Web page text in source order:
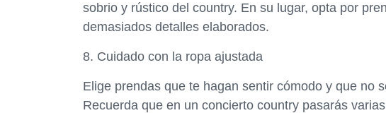
sobrio y rústico del country. En su lugar, opta por
demasiados detalles elaborados.
8. Cuidado con la ropa ajustada
Elige prendas que te hagan sentir cómodo y que no
Recuerda que en un concierto country pasarás